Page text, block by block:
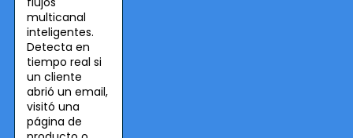
multicanal
inteligentes.
Detecta en
tiempo real si
un cliente
abrió un email,
visitó una
página de